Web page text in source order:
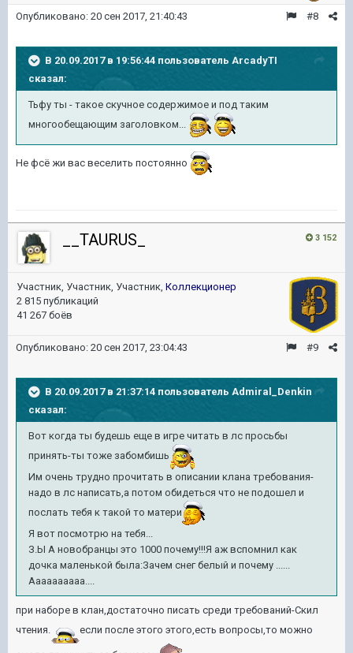
#8
Опубликовано: 20 сен 2017, 21:40:43
В 20.09.2017 в 19:56:44 пользователь ArcadyTI
сказал:
Тьфу ты - такое скучное содержимое и под таким
многообещающим заголовком...
Не фсё жи вас веселить постоянно
3 152
__TAURUS_
Участник, Участник, Участник, Коллекционер
2 815 публикаций
41 267 боёв
#9
Опубликовано: 20 сен 2017, 23:04:43
В 20.09.2017 в 21:37:14 пользователь Admiral_Denkin
сказал:
Вот когда ты будешь еще в игре читать в лс просьбы
принять-ты тоже забомбишь
Им очень трудно прочитать в описании клана требования-
надо в лс написать,а потом обидеться что не подошел и
послать тебя к такой то матери
Я вот посмотрю на тебя...
З.Ы А новобранцы это 1000 почему!!!Я аж вспомнил как
дочка маленькой была:Зачем снег белый и почему ......
Аааааааааа....
при наборе в клан,достаточно писать среди требований-Скил
чтения.
если после этого этого,есть вопросы,то можно